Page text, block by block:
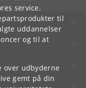
service.
til
uddannelser
og til at
over udbyderne
gemt på din